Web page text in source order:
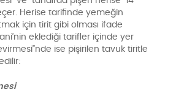
Herise tarifinde yemeğin
için tirit gibi olması ifade
eklediği tarifler içinde yer
ise pişirilen tavuk tiritle